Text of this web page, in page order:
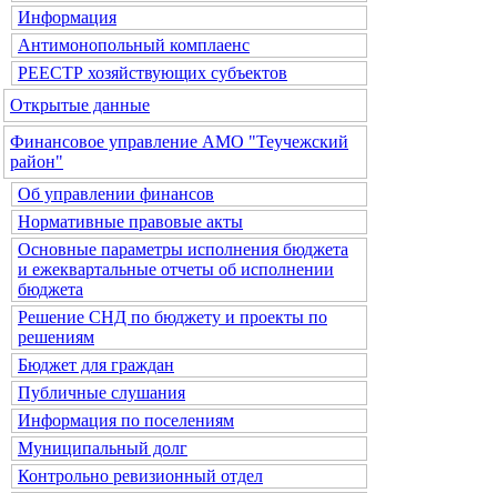
Информация
Антимонопольный комплаенс
РЕЕСТР хозяйствующих субъектов
Открытые данные
Финансовое управление АМО "Теучежский
район"
Об управлении финансов
Нормативные правовые акты
Основные параметры исполнения бюджета
и ежеквартальные отчеты об исполнении
бюджета
Решение СНД по бюджету и проекты по
решениям
Бюджет для граждан
Публичные слушания
Информация по поселениям
Муниципальный долг
Контрольно ревизионный отдел